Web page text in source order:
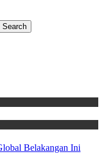
Belakangan Ini